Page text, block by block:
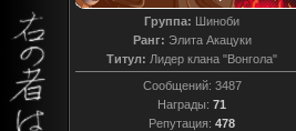
Группа: Шиноби
Ранг: Элита Акацуки
Титул: Лидер клана "Вонгола"
Сообщений: 3487
Награды: 71
Репутация: 478